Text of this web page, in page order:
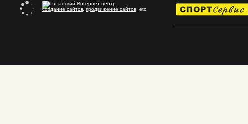
создание сайтов продвижение сайтов , etc.